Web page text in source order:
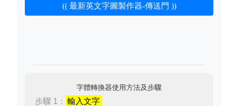
(( 最新英文字圖製作器-傳送門 ))
字體轉換器使用方法及步驟
步驟 1： 輸入文字